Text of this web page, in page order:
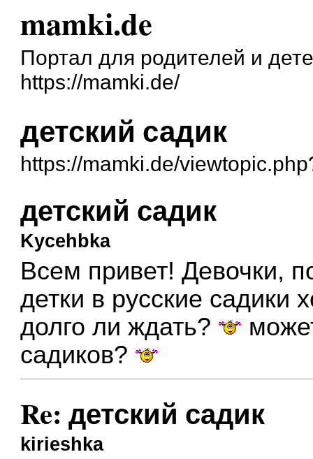
mamki.de
Портал для родителей и
https://mamki.de/
детский садик
https://mamki.de/
детский садик
Kycehbka
Всем привет! Девочки,
детки в русские садики
долго ли ждать?
садиков?
Re: детский садик
kirieshka